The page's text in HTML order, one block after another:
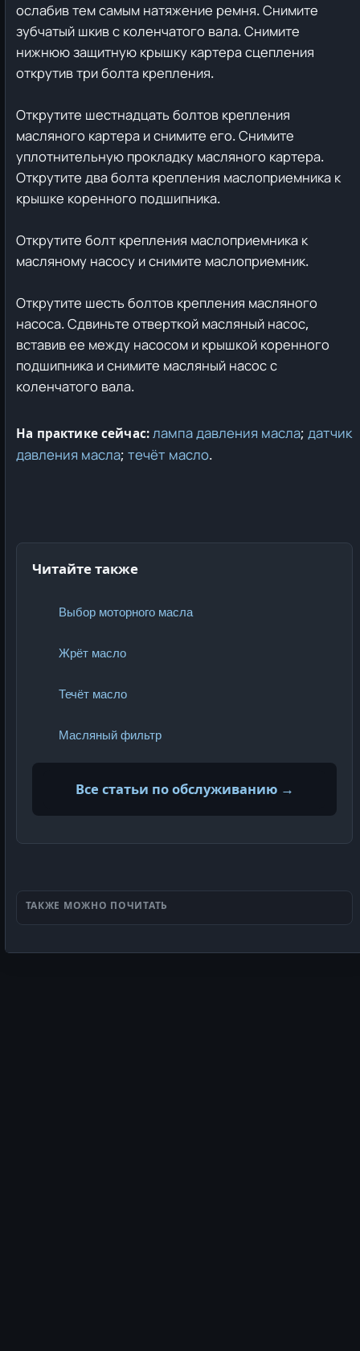
ослабив тем самым натяжение ремня. Снимите
зубчатый шкив с коленчатого вала. Снимите
нижнюю защитную крышку картера сцепления
открутив три болта крепления.
Открутите шестнадцать болтов крепления
масляного картера и снимите его. Снимите
уплотнительную прокладку масляного картера.
Открутите два болта крепления маслоприемника к
крышке коренного подшипника.
Открутите болт крепления маслоприемника к
масляному насосу и снимите маслоприемник.
Открутите шесть болтов крепления масляного
насоса. Сдвиньте отверткой масляный насос,
вставив ее между насосом и крышкой коренного
подшипника и снимите масляный насос с
коленчатого вала.
На практике сейчас: лампа давления масла;датчик
давления масла;течёт масло.
Читайте также
Выбор моторного масла
Жрёт масло
Течёт масло
Масляный фильтр
Все статьи по обслуживанию →
ТАКЖЕ МОЖНО ПОЧИТАТЬ